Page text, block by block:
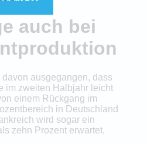
auch bei
ausgegangen, dass
im zweiten Halbjahr leicht
einem Rückgang im
in Deutschland
wird sogar ein
zehn Prozent erwartet.